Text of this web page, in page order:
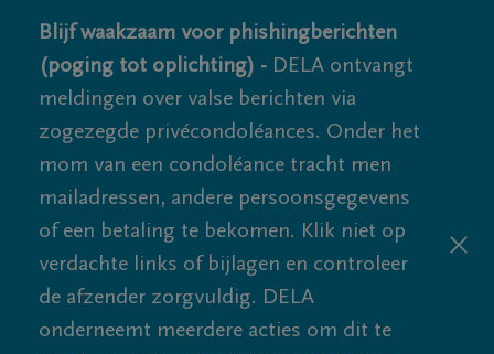
Blijf waakzaam voor phishingberichten
(poging tot oplichting) - DELA ontvangt
meldingen over valse berichten via
zogezegde privécondoléances. Onder het
mom van een condoléance tracht men
mailadressen, andere persoonsgegevens
of een betaling te bekomen. Klik niet op
verdachte links of bijlagen en controleer
de afzender zorgvuldig. DELA
onderneemt meerdere acties om dit te